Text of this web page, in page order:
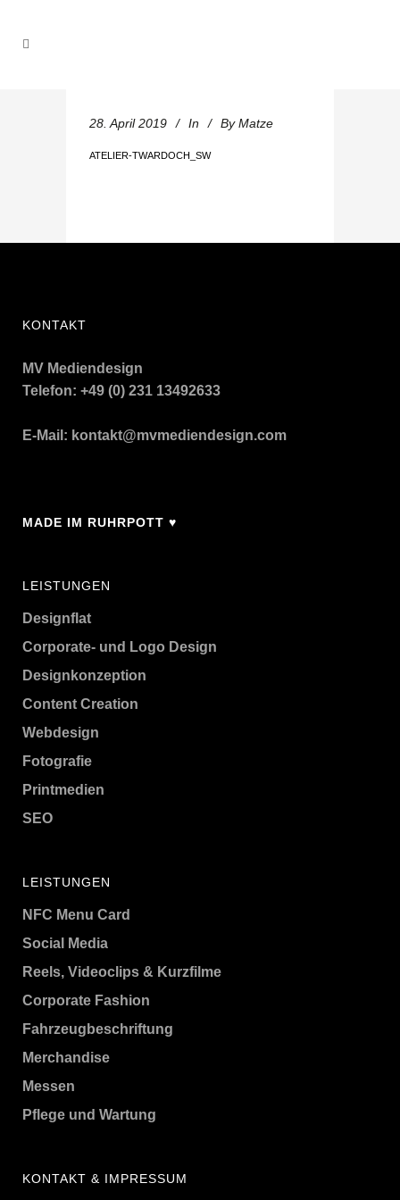
28. April 2019 In By Matze
ATELIER-TWARDOCH_SW
KONTAKT
MV Mediendesign
Telefon: +49 (0) 231 13492633
E-Mail: kontakt@mvmediendesign.com
MADE IM RUHRPOTT ♥
LEISTUNGEN
Designflat
Corporate- und Logo Design
Designkonzeption
Content Creation
Webdesign
Fotografie
Printmedien
SEO
LEISTUNGEN
NFC Menu Card
Social Media
Reels, Videoclips & Kurzfilme
Corporate Fashion
Fahrzeugbeschriftung
Merchandise
Messen
Pflege und Wartung
KONTAKT & IMPRESSUM